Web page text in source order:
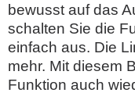
bewusst auf das
schalten Sie die
einfach aus. Die
mehr. Mit diesem
Funktion auch